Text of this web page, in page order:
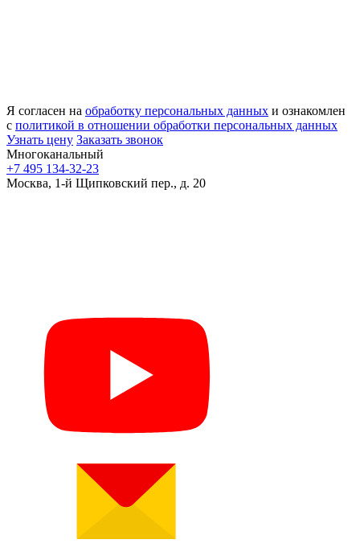
Я согласен на обработку персональных данных и ознакомлен
с политикой в отношении обработки персональных данных
Узнать цену Заказать звонок
Многоканальный
+7 495 134-32-23
Москва, 1-й Щипковский пер., д. 20